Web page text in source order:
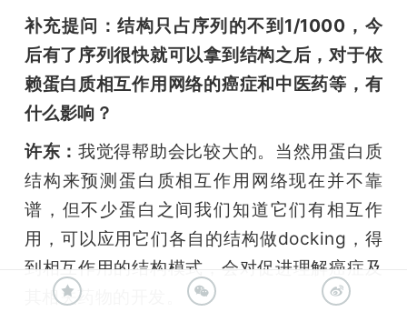
补充提问：结构只占序列的不到1/1000，今
后有了序列很快就可以拿到结构之后，对于依
赖蛋白质相互作用网络的癌症和中医药等，有
什么影响？
许东：我觉得帮助会比较大的。当然用蛋白质
结构来预测蛋白质相互作用网络现在并不靠
谱，但不少蛋白之间我们知道它们有相互作
用，可以应用它们各自的结构做docking，得
到相互作用的结构模式，会对促进理解癌症及
其相关药物的开发。